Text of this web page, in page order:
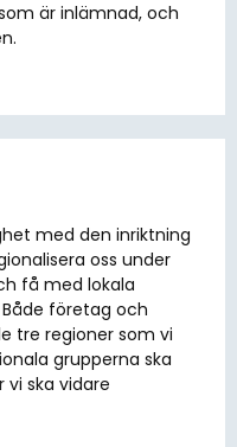
är inlämnad, och
med den inriktning
oss under
få med lokala
företag och
tre regioner som vi
grupperna ska
ska vidare